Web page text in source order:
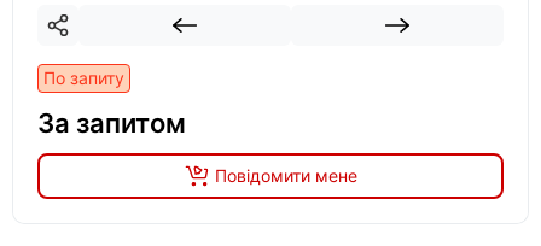
По запиту
За запитом
Повідомити мене